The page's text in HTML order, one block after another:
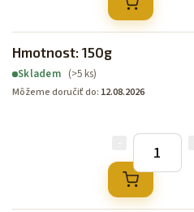
Hmotnost: 150g
Skladem (>5 ks)
Môžeme doručiť do: 12.08.2026